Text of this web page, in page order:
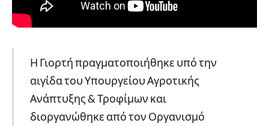
Η Γιορτή πραγματοποιήθηκε υπό την
αιγίδα του Υπουργείου Αγροτικής
Ανάπτυξης & Τροφίμων και
διοργανώθηκε από τον Οργανισμό